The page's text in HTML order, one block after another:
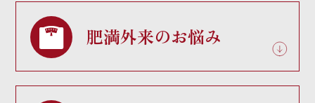
肥満外来のお悩み